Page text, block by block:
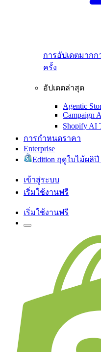
การอัปเดตมากก
ครั้ง
อัปเดตล่าสุด
Agentic
Campaign
Shopify
การกำหนดราคา
Enterprise
Edition ฤดูใบไม้ผลิปี
เข้าสู่ระบบ
เริ่มใช้งานฟรี
เริ่มใช้งานฟรี